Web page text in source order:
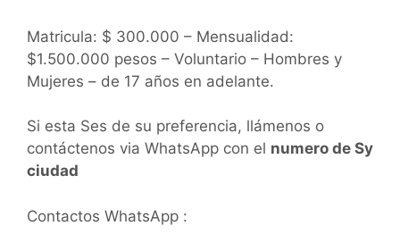
Matricula: $ 300.000 – Mensualidad:
$1.500.000 pesos – Voluntario – Hombres y
Mujeres – de 17 años en adelante.
Si esta Ses de su preferencia, llámenos o
contáctenos via WhatsApp con el numero de Sy
ciudad
Contactos WhatsApp :